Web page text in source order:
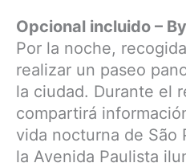
Opcional incluido –
Por la noche,
realizar un paseo
la ciudad. Durante el
compartirá
vida nocturna de São
la Avenida Paulista